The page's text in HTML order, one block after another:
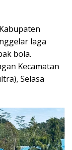
laga
bola.
Kecamatan
Selasa